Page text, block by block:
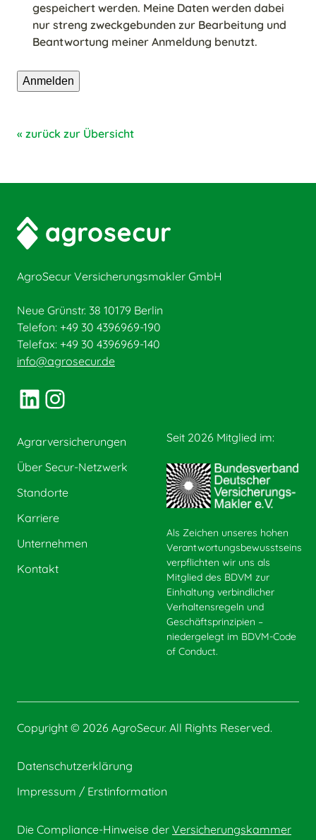
gespeichert werden. Meine Daten werden dabei
nur streng zweckgebunden zur Bearbeitung und
Beantwortung meiner Anmeldung benutzt.
« zurück zur Übersicht
AgroSecur Versicherungsmakler GmbH
Neue Grünstr. 38 10179 Berlin
Telefon: +49 30 4396969-190
Telefax: +49 30 4396969-140
info@agrosecur.de
LinkedIn
Instagram
Agrarversicherungen
Über Secur-Netzwerk
Standorte
Karriere
Unternehmen
Kontakt
Seit 2026 Mitglied im:
Als Zeichen unseres hohen
Verantwortungsbewusstseins
verpflichten wir uns als
Mitglied des BDVM zur
Einhaltung verbindlicher
Verhaltensregeln und
Geschäftsprinzipien –
niedergelegt im BDVM-Code
of Conduct.
Copyright © 2026 AgroSecur. All Rights Reserved.
Datenschutzerklärung
Impressum / Erstinformation
Die Compliance-Hinweise der Versicherungskammer